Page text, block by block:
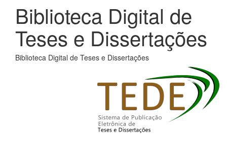
Biblioteca Digital de
Teses e Dissertações
Biblioteca Digital de Teses e Dissertações